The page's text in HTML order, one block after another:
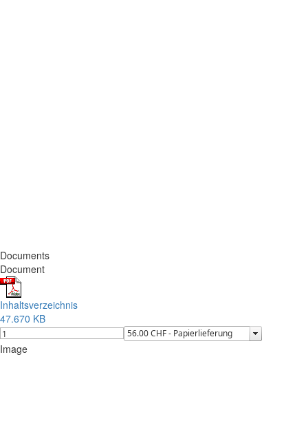
Documents
Document
Inhaltsverzeichnis
47.670 KB
Image